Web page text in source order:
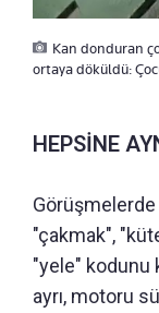
Kan donduran
ortaya döküldü:
HEPSİNE
"çakmak",
"yele" kodunu
ayrı, motoru